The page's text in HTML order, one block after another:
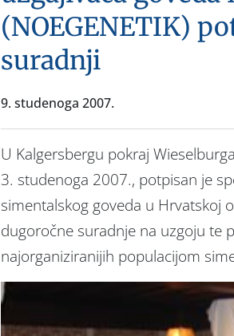
(NOEGENETIK)
suradnji
9. studenoga 2007.
U Kalgersbergu pokraj
3. studenoga 2007., potpisan je
simentalskog goveda u Hrvatskoj
dugoročne suradnje na uzgoju te
najorganiziranijih populacijom